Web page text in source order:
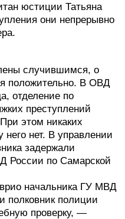
юстиции Татьяна
они непрерывно
случившимся, о
положительно. В ОВД
отделение по
преступлений
этом никаких
нет. В управлении
задержали
России по Самарской
начальника ГУ МВД
полковник полиции
проверку, —